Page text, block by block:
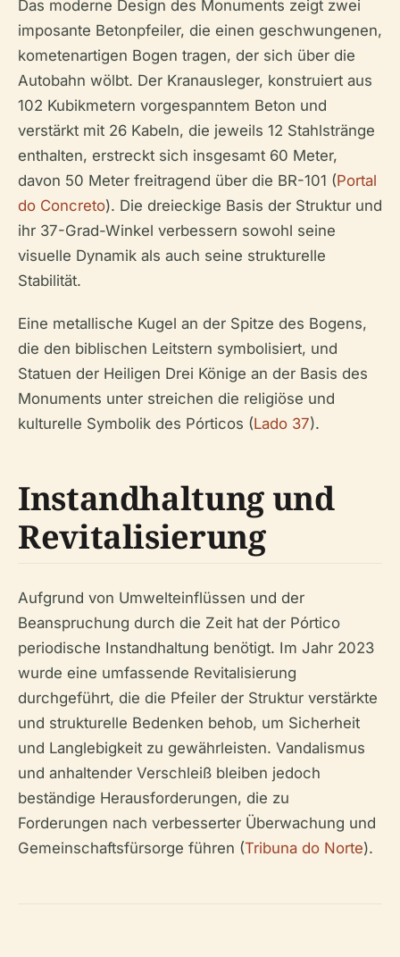
Das moderne Design des Monuments zeigt zwei
imposante Betonpfeiler, die einen geschwungenen,
kometenartigen Bogen tragen, der sich über die
Autobahn wölbt. Der Kranausleger, konstruiert aus
102 Kubikmetern vorgespanntem Beton und
verstärkt mit 26 Kabeln, die jeweils 12 Stahlstränge
enthalten, erstreckt sich insgesamt 60 Meter,
davon 50 Meter freitragend über die BR-101 (Portal
do Concreto). Die dreieckige Basis der Struktur und
ihr 37-Grad-Winkel verbessern sowohl seine
visuelle Dynamik als auch seine strukturelle
Stabilität.
Eine metallische Kugel an der Spitze des Bogens,
die den biblischen Leitstern symbolisiert, und
Statuen der Heiligen Drei Könige an der Basis des
Monuments unter streichen die religiöse und
kulturelle Symbolik des Pórticos (Lado 37).
Instandhaltung und
Revitalisierung
Aufgrund von Umwelteinflüssen und der
Beanspruchung durch die Zeit hat der Pórtico
periodische Instandhaltung benötigt. Im Jahr 2023
wurde eine umfassende Revitalisierung
durchgeführt, die die Pfeiler der Struktur verstärkte
und strukturelle Bedenken behob, um Sicherheit
und Langlebigkeit zu gewährleisten. Vandalismus
und anhaltender Verschleiß bleiben jedoch
beständige Herausforderungen, die zu
Forderungen nach verbesserter Überwachung und
Gemeinschaftsfürsorge führen (Tribuna do Norte).